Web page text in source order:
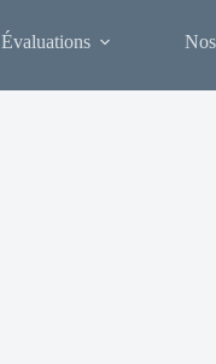
Évaluations